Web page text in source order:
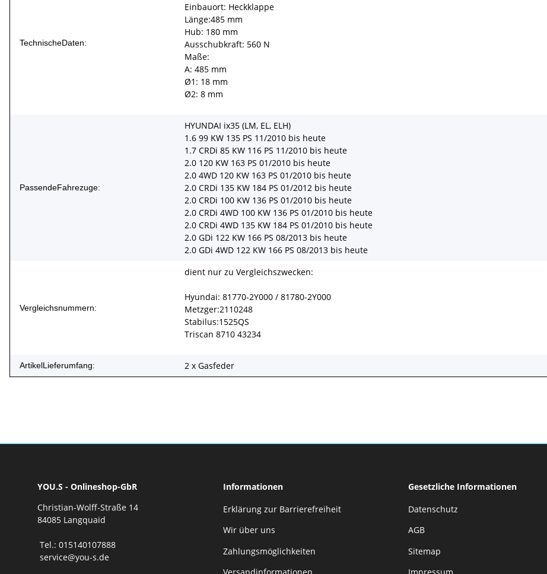
TechnischeDaten:
Einbauort: Heckklappe
Länge:485 mm
Hub: 180 mm
Ausschubkraft: 560 N
Maße:
A: 485 mm
Ø1: 18 mm
Ø2: 8 mm
PassendeFahrezuge:
HYUNDAI ix35 (LM, EL, ELH)
1.6 99 KW 135 PS 11/2010 bis heute
1.7 CRDi 85 KW 116 PS 11/2010 bis heute
2.0 120 KW 163 PS 01/2010 bis heute
2.0 4WD 120 KW 163 PS 01/2010 bis heute
2.0 CRDi 135 KW 184 PS 01/2012 bis heute
2.0 CRDi 100 KW 136 PS 01/2010 bis heute
2.0 CRDi 4WD 100 KW 136 PS 01/2010 bis heute
2.0 CRDi 4WD 135 KW 184 PS 01/2010 bis heute
2.0 GDi 122 KW 166 PS 08/2013 bis heute
2.0 GDi 4WD 122 KW 166 PS 08/2013 bis heute
Vergleichsnummern:
dient nur zu Vergleichszwecken:
Hyundai: 81770-2Y000 / 81780-2Y000
Metzger:2110248
Stabilus:1525QS
Triscan 8710 43234
ArtikelLieferumfang: 2 x Gasfeder
YOU.S - Onlineshop-GbR
Christian-Wolff-Straße 14
84085 Langquaid
Tel.: 015140107888
service@you-s.de
Informationen
Erklärung zur Barrierefreiheit
Wir über uns
Zahlungsmöglichkeiten
Gesetzliche Informationen
Datenschutz
AGB
Sitemap